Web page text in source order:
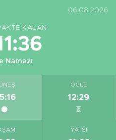
06.08.2026
KALAN
Namazı
ÖĞLE
12:29
YATSI